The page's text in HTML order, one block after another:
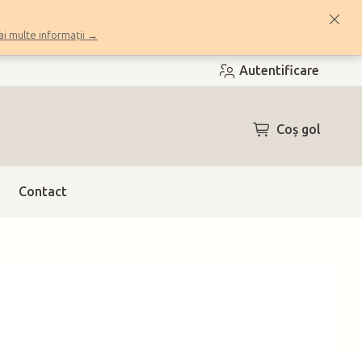
multe informații →
Autentificare
COŞ
Coş gol
Contact